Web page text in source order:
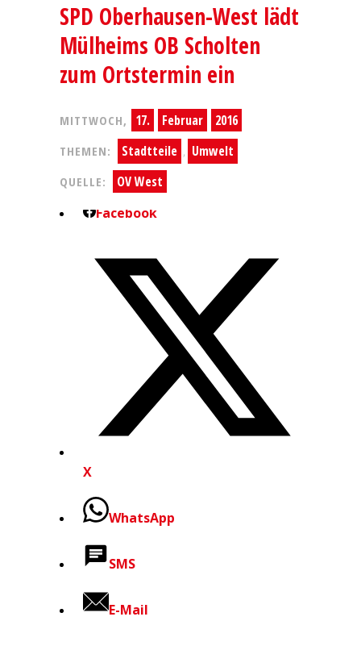
SPD Oberhausen-West lädt
Mülheims OB Scholten
zum Ortstermin ein
MITTWOCH, 17. Februar 2016
THEMEN: Stadtteile , Umwelt
QUELLE:
OV West
Facebook
X
WhatsApp
SMS
E-Mail